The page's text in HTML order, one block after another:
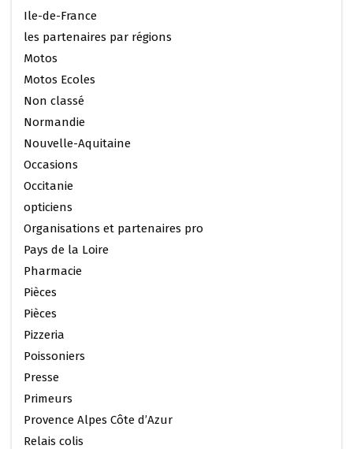
Ile-de-France
les partenaires par régions
Motos
Motos Ecoles
Non classé
Normandie
Nouvelle-Aquitaine
Occasions
Occitanie
opticiens
Organisations et partenaires pro
Pays de la Loire
Pharmacie
Pièces
Pièces
Pizzeria
Poissoniers
Presse
Primeurs
Provence Alpes Côte d’Azur
Relais colis